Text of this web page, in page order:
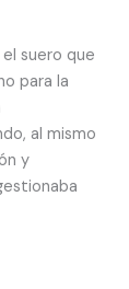
suero que
para la
al mismo
y